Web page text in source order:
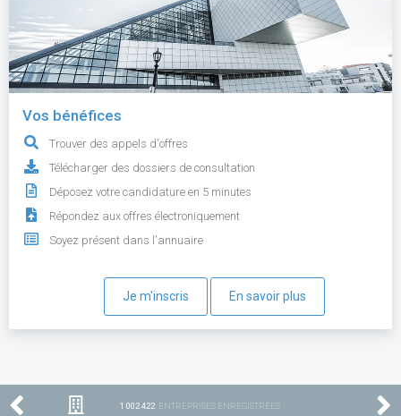
Vos bénéfices
Trouver des appels d'offres
Télécharger des dossiers de consultation
Déposez votre candidature en 5 minutes
Répondez aux offres électroniquement
Soyez présent dans l'annuaire
Je m'inscris En savoir plus
1 002 422 ENTREPRISES ENREGISTRÉES